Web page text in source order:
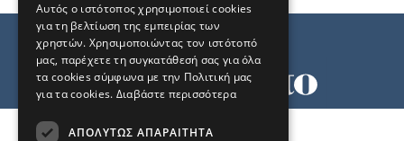
Αυτός ο ιστότοπος χρησιμοποιεί cookies
για τη βελτίωση της εμπειρίας των
χρηστών. Χρησιμοποιώντας τον ιστότοπό
μας, παρέχετε τη συγκατάθεσή σας για όλα
τα cookies σύμφωνα με την Πολιτική μας
για τα cookies. Διαβάστε περισσότερα
ΑΠΟΛΎΤΩΣ ΑΠΑΡΑΊΤΗΤΑ